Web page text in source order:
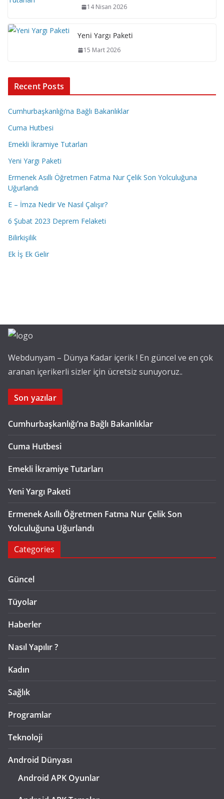
14 Nisan 2026
Yeni Yargı Paketi
15 Mart 2026
Recent Posts
Cumhurbaşkanlığı’na Bağlı Bakanlıklar
Cuma Hutbesi
Emekli İkramiye Tutarları
Yeni Yargı Paketi
Ermenek Asıllı Öğretmen Fatma Nur Çelik Son Yolculuğuna
Uğurlandı
E – İmza Nedir Ve Nasıl Çalışır?
6 Şubat 2023 Deprem Felaketi
Bilirkişilik
Ek İş Ek Gelir
Webdunyam – Dünya Kadar içerik ! En güncel ve en çok
aranan içerikerli sizler için ücretsiz sunuyoruz..
Son yazılar
Cumhurbaşkanlığı’na Bağlı Bakanlıklar
Cuma Hutbesi
Emekli İkramiye Tutarları
Yeni Yargı Paketi
Ermenek Asıllı Öğretmen Fatma Nur Çelik Son
Yolculuğuna Uğurlandı
Categories
Güncel
Tüyolar
Haberler
Nasıl Yapılır ?
Kadın
Sağlık
Programlar
Teknoloji
Android Dünyası
Android APK Oyunlar